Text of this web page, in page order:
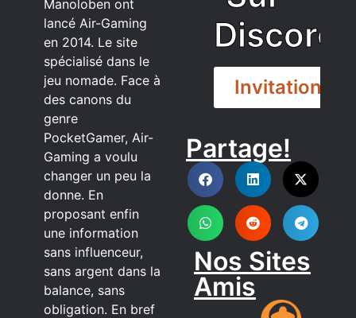
Manoloben ont
lancé Air-Gaming
en 2014. Le site
spécialisé dans le
jeu nomade. Face à
des canons du
genre
PocketGamer, Air-
Gaming a voulu
changer un peu la
donne. En
proposant enfin
une information
sans influenceur,
sans argent dans la
balance, sans
obligation. En bref
Discord
Invitation
DISCORD
Partage!
Nos Sites
Amis